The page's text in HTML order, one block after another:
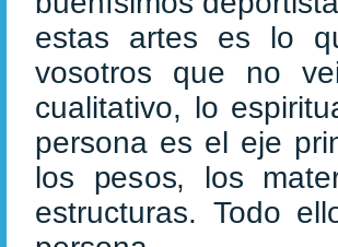
estas artes es lo
vosotros que no
cualitativo, lo
persona es el eje
los pesos, los
estructuras. Todo